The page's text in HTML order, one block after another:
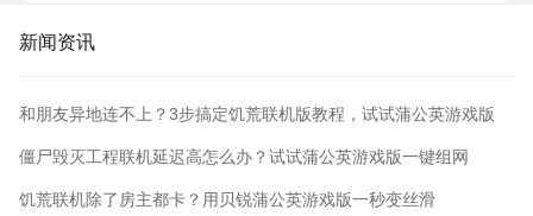
新闻资讯
和朋友异地连不上？3步搞定饥荒联机版教程，试试蒲公英游戏版
僵尸毁灭工程联机延迟高怎么办？试试蒲公英游戏版一键组网
饥荒联机除了房主都卡？用贝锐蒲公英游戏版一秒变丝滑